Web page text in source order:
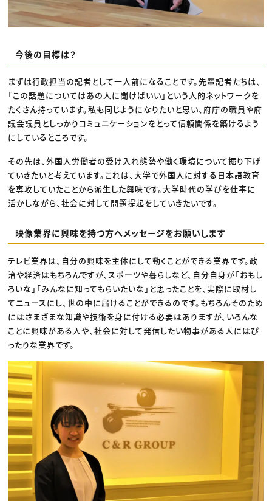
今後の目標は？
まずは行政担当の記者として一人前になることです。先輩記者たちは、
「この話題についてはあの人に聞けばいい」という人的ネットワークを
たくさん持っています。私も同じようになりたいと思い、府庁の職員や府
議会議員としっかりコミュニケーションをとって信頼関係を築けるよう
にしているところです。
その先は、外国人労働者の受け入れ態勢や働く環境について掘り下げ
ていきたいと考えています。これは、大学で外国人に対する日本語教育
を専攻していたことから派生した興味です。大学時代の学びを仕事に
活かしながら、社会に対して問題提起をしていきたいです。
映像業界に興味を持つ方へメッセージをお願いします
テレビ業界は、自分の興味を主体にして動くことができる業界です。政
治や経済はもちろんですが、スポーツや暮らしなど、自分自身が「おもし
ろいな」「みんなに知ってもらいたいな」と思ったことを、実際に取材し
てニュースにし、世の中に届けることができるのです。もちろんそのため
にはさまざまな知識や技術を身に付ける必要はありますが、いろんな
ことに興味がある人や、社会に対して発信したい物事がある人にはぴ
ったりな業界です。